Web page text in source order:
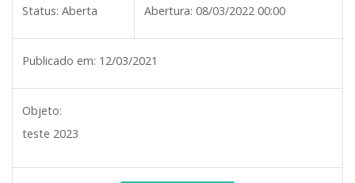
Status: Aberta Abertura: 08/03/2022 00:00
Publicado em: 12/03/2021
Objeto:
teste 2023